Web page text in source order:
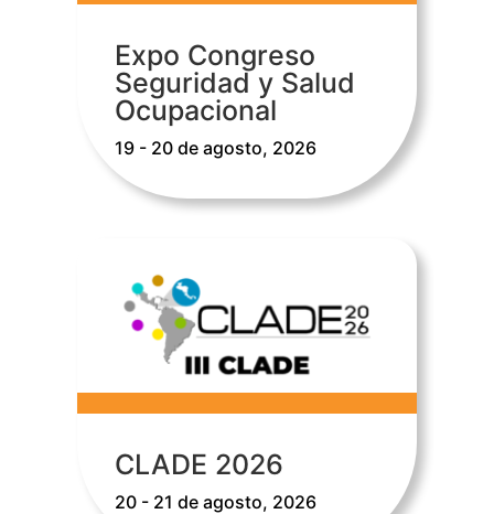
Expo Congreso
Seguridad y Salud
Ocupacional
19 - 20 de agosto, 2026
CLADE 2026
20 - 21 de agosto, 2026